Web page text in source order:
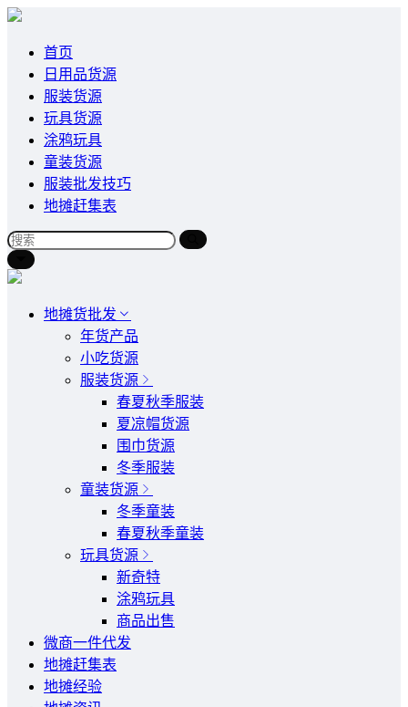
首页
日用品货源
服装货源
玩具货源
涂鸦玩具
童装货源
服装批发技巧
地摊赶集表
地摊货批发
年货产品
小吃货源
服装货源
春夏秋季服装
夏凉帽货源
围巾货源
冬季服装
童装货源
冬季童装
春夏秋季童装
玩具货源
新奇特
涂鸦玩具
商品出售
微商一件代发
地摊赶集表
地摊经验